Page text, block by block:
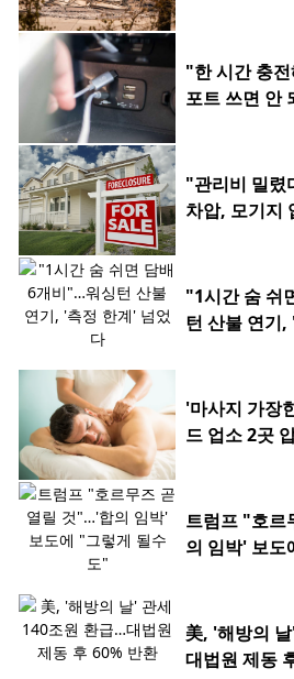
"한 시간 충
포트 쓰면 안
"관리비 밀렸
차압, 모기지
"1시간 숨 쉬
턴 산불 연기
'마사지 가장
드 업소 2곳
트럼프 "호
의 임박' 보
美, '해방의
대법원 제동